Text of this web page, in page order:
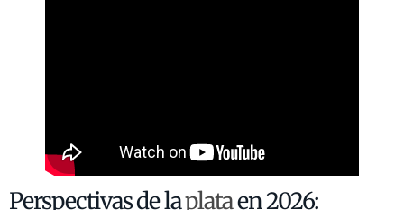
Perspectivas de laplataen 2026: